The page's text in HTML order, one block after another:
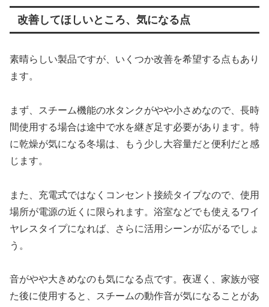
改善してほしいところ、気になる点
素晴らしい製品ですが、いくつか改善を希望する点もあり
ます。
まず、スチーム機能の水タンクがやや小さめなので、長時
間使用する場合は途中で水を継ぎ足す必要があります。特
に乾燥が気になる冬場は、もう少し大容量だと便利だと感
じます。
また、充電式ではなくコンセント接続タイプなので、使用
場所が電源の近くに限られます。浴室などでも使えるワイ
ヤレスタイプになれば、さらに活用シーンが広がるでしょ
う。
音がやや大きめなのも気になる点です。夜遅く、家族が寝
た後に使用すると、スチームの動作音が気になることがあ